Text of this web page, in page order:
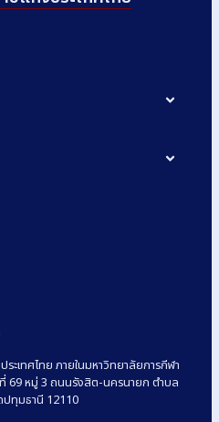
ะเทศไทย ภายในมหาวิทยาลัยการกีฬา
69 หมู่ 3 ถนนรังสิต-นครนายก ตำบล
ทุมธานี 12110